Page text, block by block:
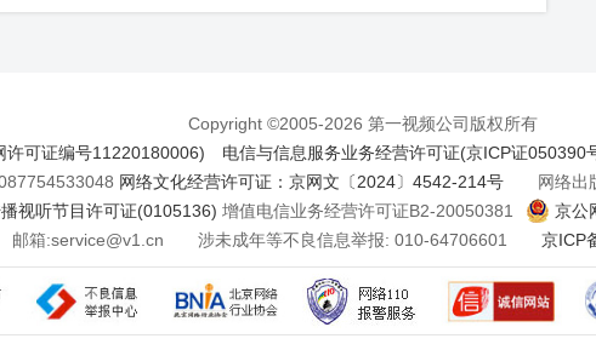
Copyright ©2005-2026 第一视频公司版权所有
许可证编号11220180006)
电信与信息服务业务经营许可证(京ICP证050390
网络文化经营许可证：京网文〔2024〕4542-214号网络出版
视听节目许可证(0105136) 增值电信业务经营许可证B2-20050381
京公
邮箱:service@v1.cn 涉未成年等不良信息举报: 010-64706601 京ICP